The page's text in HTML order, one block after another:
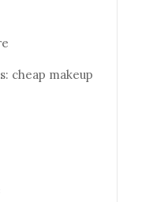
cheap makeup